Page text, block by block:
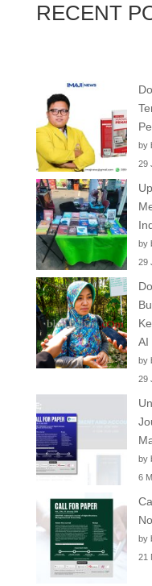
RECENT
by
29
by
29
AI
by
29
by
6
by
21